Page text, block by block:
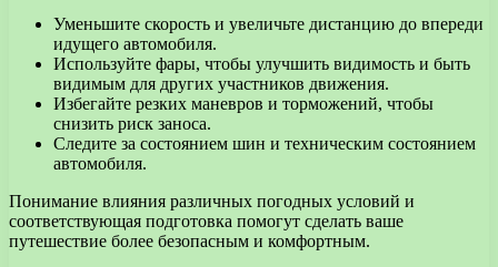
Уменьшите скорость и увеличьте дистанцию до впереди
идущего автомобиля.
Используйте фары, чтобы улучшить видимость и быть
видимым для других участников движения.
Избегайте резких маневров и торможений, чтобы
снизить риск заноса.
Следите за состоянием шин и техническим состоянием
автомобиля.
Понимание влияния различных погодных условий и
соответствующая подготовка помогут сделать ваше
путешествие более безопасным и комфортным.